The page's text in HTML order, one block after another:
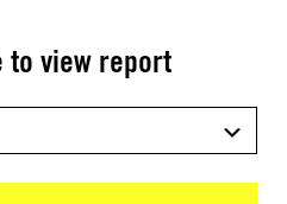
to view report